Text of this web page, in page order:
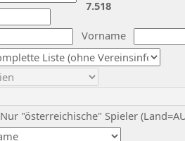
Vorname
Nur "österreichische" Spieler
7.518